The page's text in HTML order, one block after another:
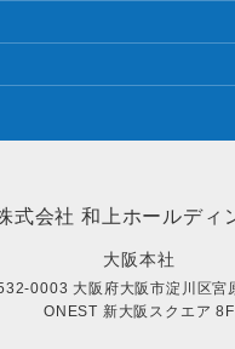
式会社 和上ホールディ
大阪本社
0003 大阪府大阪市淀川区宮
ONEST 新大阪スクエア 8F